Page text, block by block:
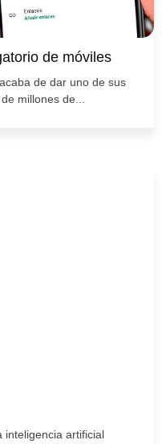
de móviles
de dar uno de sus
millones de...
inteligencia artificial